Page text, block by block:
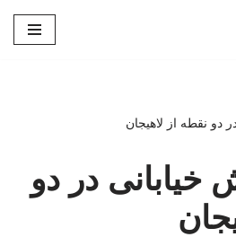
دو نقطه از لاهیجان
خیابانی در دو